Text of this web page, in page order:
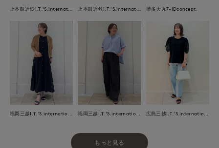
博多大丸7-IDconcept.
もっと見る